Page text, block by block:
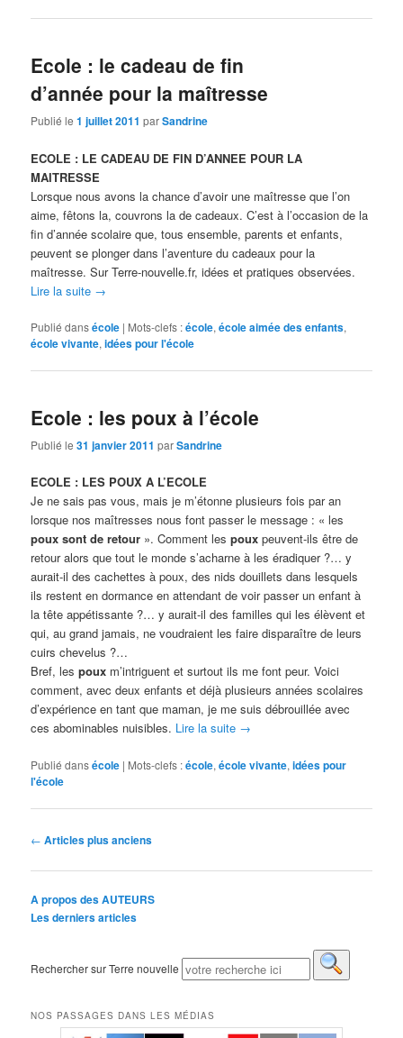
Ecole : le cadeau de fin
d’année pour la maîtresse
Publié le1 juillet 2011 parSandrine
ECOLE : LE CADEAU DE FIN D’ANNEE POUR LA
MAITRESSE
Lorsque nous avons la chance d’avoir une maîtresse que l’on
aime, fêtons la, couvrons la de cadeaux. C’est à l’occasion de la
fin d’année scolaire que, tous ensemble, parents et enfants,
peuvent se plonger dans l’aventure du cadeaux pour la
maîtresse. Sur Terre-nouvelle.fr, idées et pratiques observées.
Lire la suite →
Publié dansécole | Mots-clefs :école,école aimée des enfants,
école vivante,idées pour l'école
Ecole : les poux à l’école
Publié le31 janvier 2011 parSandrine
ECOLE : LES POUX A L’ECOLE
Je ne sais pas vous, mais je m’étonne plusieurs fois par an
lorsque nos maîtresses nous font passer le message : « les
poux sont de retour ». Comment lespoux peuvent-ils être de
retour alors que tout le monde s’acharne à les éradiquer ?… y
aurait-il des cachettes à poux, des nids douillets dans lesquels
ils restent en dormance en attendant de voir passer un enfant à
la tête appétissante ?… y aurait-il des familles qui les élèvent et
qui, au grand jamais, ne voudraient les faire disparaître de leurs
cuirs chevelus ?…
Bref, lespoux m’intriguent et surtout ils me font peur. Voici
comment, avec deux enfants et déjà plusieurs années scolaires
d’expérience en tant que maman, je me suis débrouillée avec
ces abominables nuisibles. Lire la suite →
Publié dansécole | Mots-clefs :école,école vivante,idées pour
l'école
Navigation des articles
← Articles plus anciens
A propos des AUTEURS
Les derniers articles
Rechercher sur Terre nouvelle
NOS PASSAGES DANS LES MÉDIAS